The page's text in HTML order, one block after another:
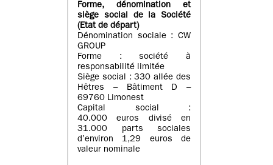
Forme, dénomination et
siège social de la Société
(Etatde départ)
Dénomination sociale : CW
GROUP
Forme : société à
responsabilité limitée
Siège social : 330 allée des
Hêtres – Bâtiment D –
69760 Limonest
Capital social :
40.000 euros divisé en
31.000 parts sociales
d’environ 1,29 euros de
valeur nominale